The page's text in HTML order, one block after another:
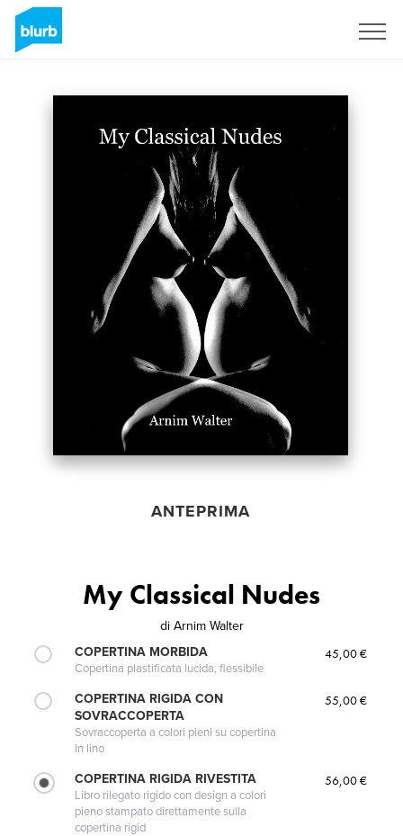
ANTEPRIMA
My Classical Nudes
di Arnim Walter
COPERTINA MORBIDA
Copertina plastificata lucida, flessibile
45,00 €
COPERTINA RIGIDA CON
SOVRACCOPERTA
Sovraccoperta a colori pieni su copertina
in lino
55,00 €
COPERTINA RIGIDA RIVESTITA
Libro rilegato rigido con design a colori
pieno stampato direttamente sulla
copertina rigid
56,00 €